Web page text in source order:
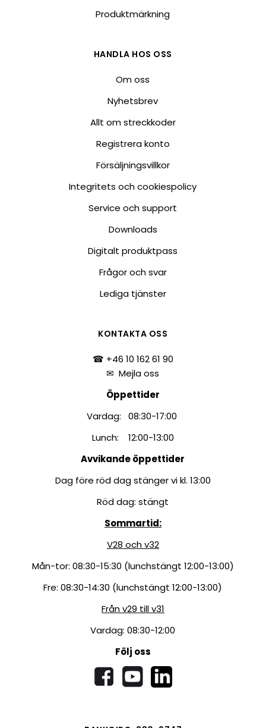
Produktmärkning
HANDLA HOS OSS
Om oss
Nyhetsbrev
Allt om streckkoder
Registrera konto
Försäljningsvillkor
Integritets och cookiespolicy
Service och support
Downloads
Digitalt produktpass
Frågor och svar
Lediga tjänster
KONTAKTA OSS
☎ +46 10 162 61 90
✉Mejla oss
Öppettider
Vardag: 08:30-17:00
Lunch: 12:00-13:00
Avvikande öppettider
Dag före röd dag stänger vi kl. 13:00
Röd dag: stängt
Sommartid:
V28 och v32
Mån-tor: 08:30-15:30 (lunchstängt 12:00-13:00)
Fre: 08:30-14:30 (lunchstängt 12:00-13:00)
Från v29 till v31
Vardag: 08:30-12:00
Följ oss